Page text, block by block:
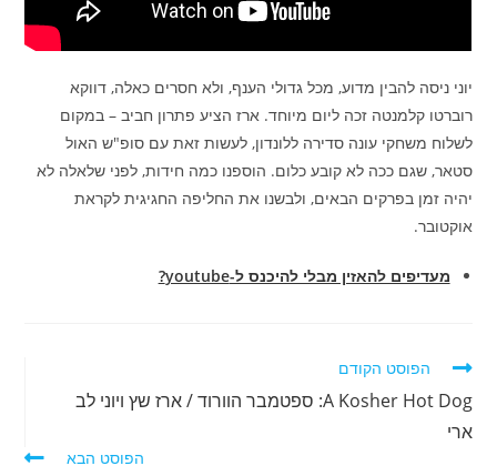
יוני ניסה להבין מדוע, מכל גדולי הענף, ולא חסרים כאלה, דווקא
רוברטו קלמנטה זכה ליום מיוחד. ארז הציע פתרון חביב – במקום
לשלוח משחקי עונה סדירה ללונדון, לעשות זאת עם סופ"ש האול
סטאר, שגם ככה לא קובע כלום. הוספנו כמה חידות, לפני שלאלה לא
יהיה זמן בפרקים הבאים, ולבשנו את החליפה החגיגית לקראת
אוקטובר.
מעדיפים להאזין מבלי להיכנס ל-youtube?
לקרוא
נוספים
הפוסט הקודם
A Kosher Hot Dog: ספטמבר הוורוד / ארז שץ ויוני לב
ארי
הפוסט הבא